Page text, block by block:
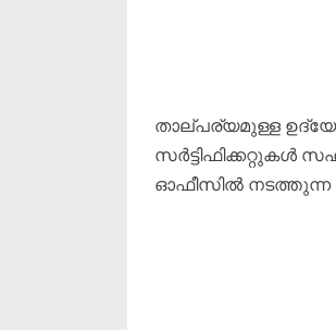
താല്പര്യമുള്ള
സർട്ടിഫിക്കറ്റുകൾ
ഓഫീസിൽ നടത്തുന്ന